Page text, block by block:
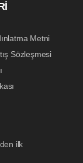
Metni
Sözleşmesi
ilk